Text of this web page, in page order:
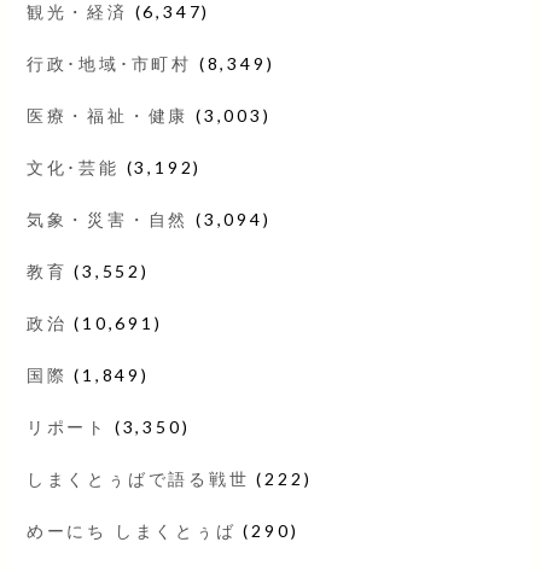
観光・経済 (6,347)
行政･地域･市町村 (8,349)
医療・福祉・健康 (3,003)
文化･芸能 (3,192)
気象・災害・自然 (3,094)
教育 (3,552)
政治 (10,691)
国際 (1,849)
リポート (3,350)
しまくとぅばで語る戦世 (222)
めーにち しまくとぅば (290)